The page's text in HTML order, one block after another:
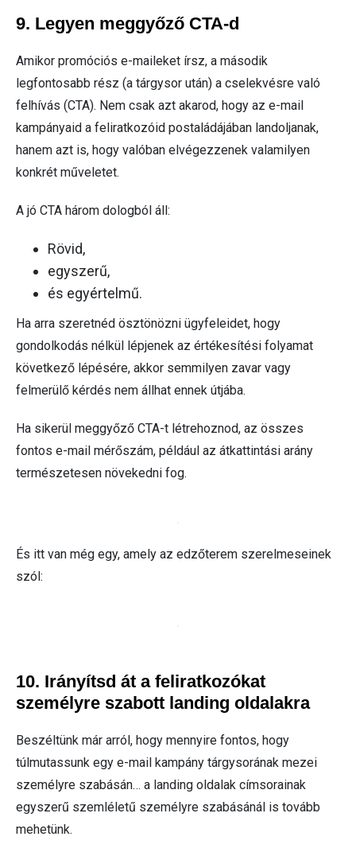
9. Legyen meggyőző CTA-d
Amikor promóciós e-maileket írsz, a második
legfontosabb rész (a tárgysor után) a cselekvésre való
felhívás (CTA). Nem csak azt akarod, hogy az e-mail
kampányaid a feliratkozóid postaládájában landoljanak,
hanem azt is, hogy valóban elvégezzenek valamilyen
konkrét műveletet.
A jó CTA három dologból áll:
Rövid,
egyszerű,
és egyértelmű.
Ha arra szeretnéd ösztönözni ügyfeleidet, hogy
gondolkodás nélkül lépjenek az értékesítési folyamat
következő lépésére, akkor semmilyen zavar vagy
felmerülő kérdés nem állhat ennek útjába.
Ha sikerül meggyőző CTA-t létrehoznod, az összes
fontos e-mail mérőszám, például az átkattintási arány
természetesen növekedni fog.
És itt van még egy, amely az edzőterem szerelmeseinek
szól:
10. Irányítsd át a feliratkozókat
személyre szabott landing oldalakra
Beszéltünk már arról, hogy mennyire fontos, hogy
túlmutassunk egy e-mail kampány tárgysorának mezei
személyre szabásán… a landing oldalak címsorainak
egyszerű szemléletű személyre szabásánál is tovább
mehetünk.